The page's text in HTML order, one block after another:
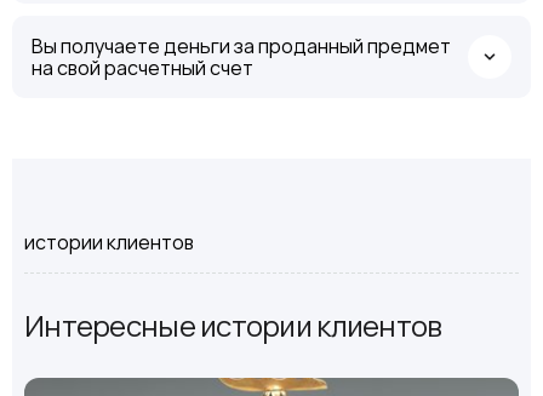
Вы получаете деньги за проданный предмет
на свой расчетный счет
истории клиентов
Интересные истории клиентов